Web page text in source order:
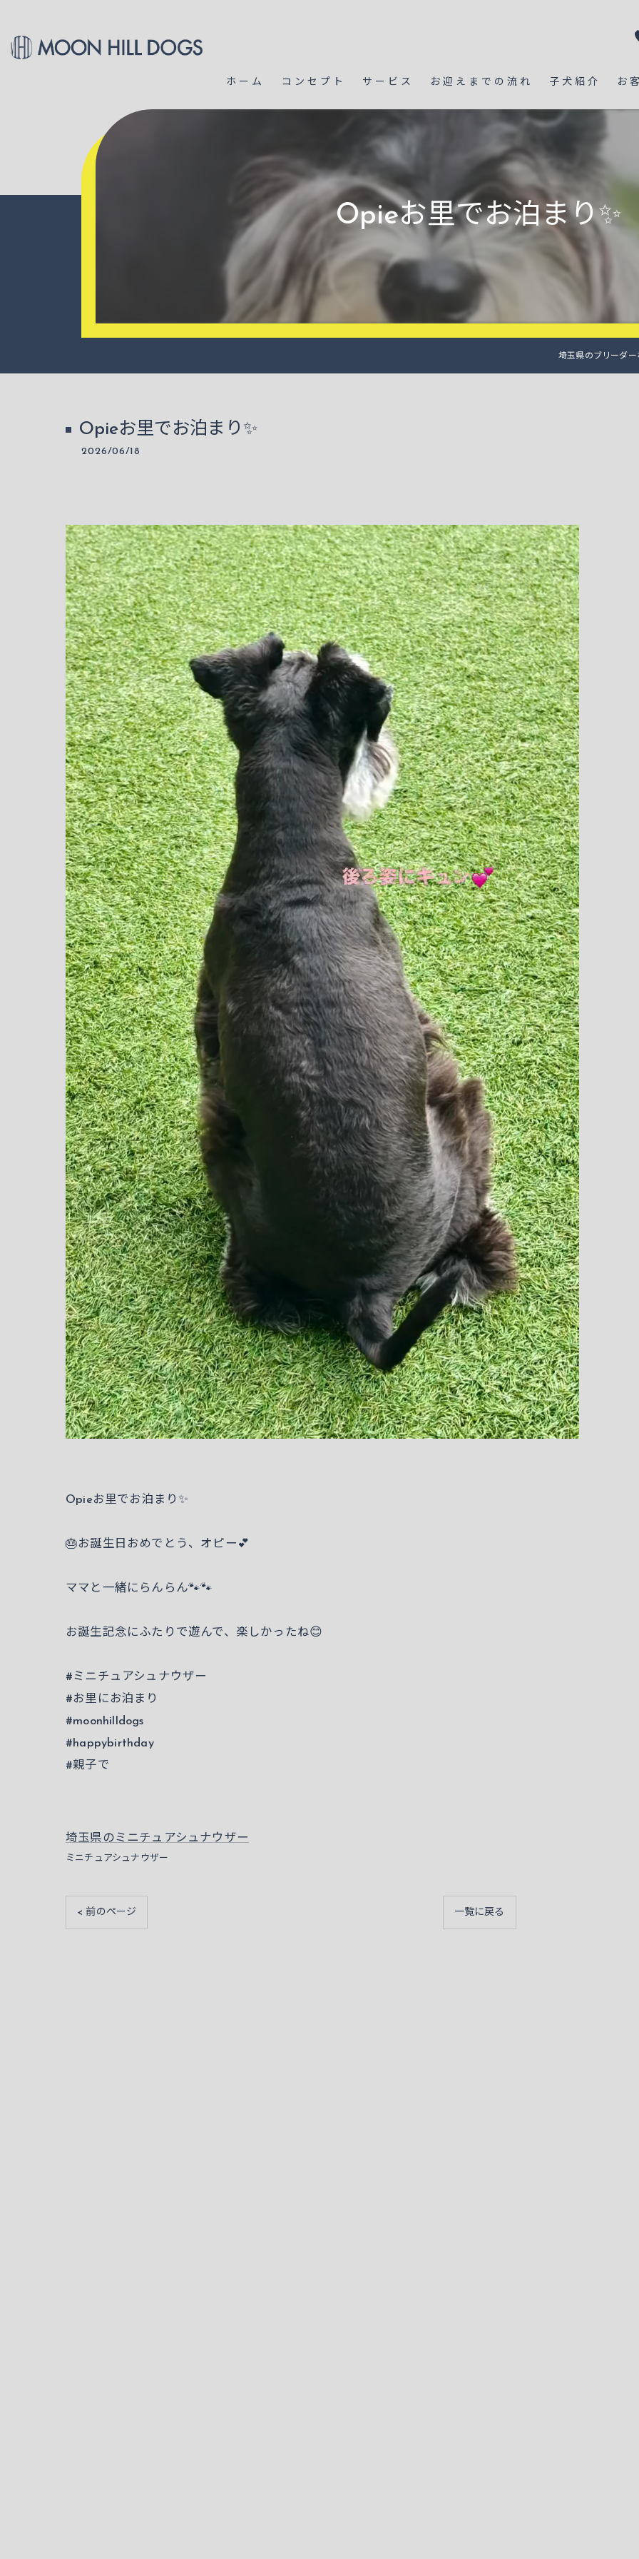
ホーム コンセプト サービス お迎えまでの流れ 子犬紹介 お
Opieお里でお泊まり✨
埼玉県のブリーダ
Opieお里でお泊まり✨
2026/06/18
Opieお里でお泊まり✨
🎂お誕生日おめでとう、オピー💕
ママと一緒にらんらん🐾🐾
お誕生記念にふたりで遊んで、楽しかったね😊
#ミニチュアシュナウザー
#お里にお泊まり
#moonhilldogs
#happybirthday
#親子で
埼玉県のミニチュアシュナウザー
ミニチュアシュナウザー
< 前のページ 一覧に戻る